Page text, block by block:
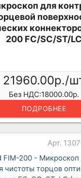
для
200 FC/SC/ST/LC
21960.00р./
Без НДС:18000.00р.
ПОДРОБНЕЕ
Арт.